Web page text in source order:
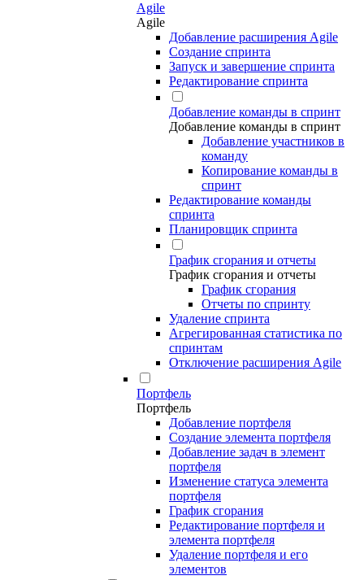
Agile
Agile
Добавление расширения Agile
Создание спринта
Запуск и завершение спринта
Редактирование спринта
Добавление команды в спринт
Добавление команды в спринт
Добавление участников в
команду
Копирование команды в
спринт
Редактирование команды
спринта
Планировщик спринта
График сгорания и отчеты
График сгорания и отчеты
График сгорания
Отчеты по спринту
Удаление спринта
Агрегированная статистика по
спринтам
Отключение расширения Agile
Портфель
Портфель
Добавление портфеля
Создание элемента портфеля
Добавление задач в элемент
портфеля
Изменение статуса элемента
портфеля
График сгорания
Редактирование портфеля и
элемента портфеля
Удаление портфеля и его
элементов